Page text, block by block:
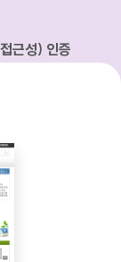
근성) 인증